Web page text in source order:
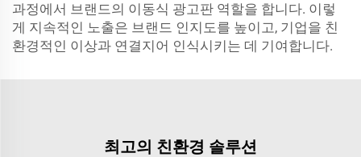
과정에서 브랜드의 이동식 광고판 역할을 합니다. 이렇
게 지속적인 노출은 브랜드 인지도를 높이고, 기업을 친
환경적인 이상과 연결지어 인식시키는 데 기여합니다.
최고의 친환경 솔루션